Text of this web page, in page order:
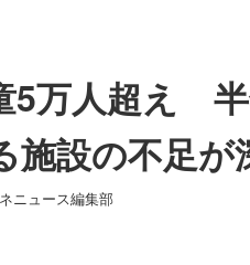
5万人超え
施設の不足が
ニュース編集部